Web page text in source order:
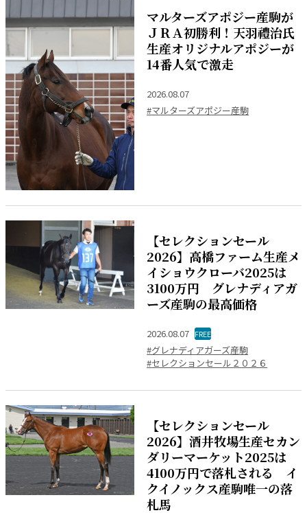
マルターズアポジー産駒が
ＪＲＡ初勝利！天羽禮治氏
生産オリジナルアポジーが
14番人気で激走
2026.08.07
#マルターズアポジー産駒
【セレクションセール
2026】高橋ファーム生産メ
イショウクローバ2025は
3100万円 グレナディアガ
ーズ産駒の最高価格
2026.08.07 FREE
#グレナディアガーズ産駒
#セレクションセール２０２６
【セレクションセール
2026】酒井牧場生産セカン
ダリーマーケット2025は
4100万円で落札される イ
クイノックス産駒唯一の落
札馬